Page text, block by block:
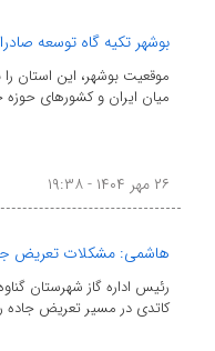
بوشهر تکیه گاه توسعه
موقعیت بوشهر، این استان را
میان ایران و کشورهای حوزه
۲۶ مهر ۱۴۰۴ - ۱۹:۳۸
هاشمی: مشکلات تعریض
رئیس اداره گاز شهرستان
کاتدی در مسیر تعریض جاده